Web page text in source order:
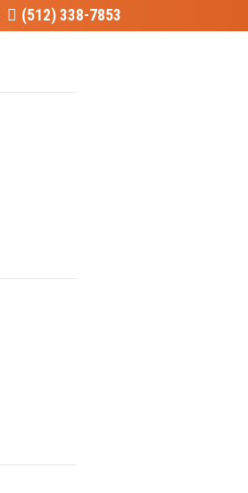
(512) 338-7853